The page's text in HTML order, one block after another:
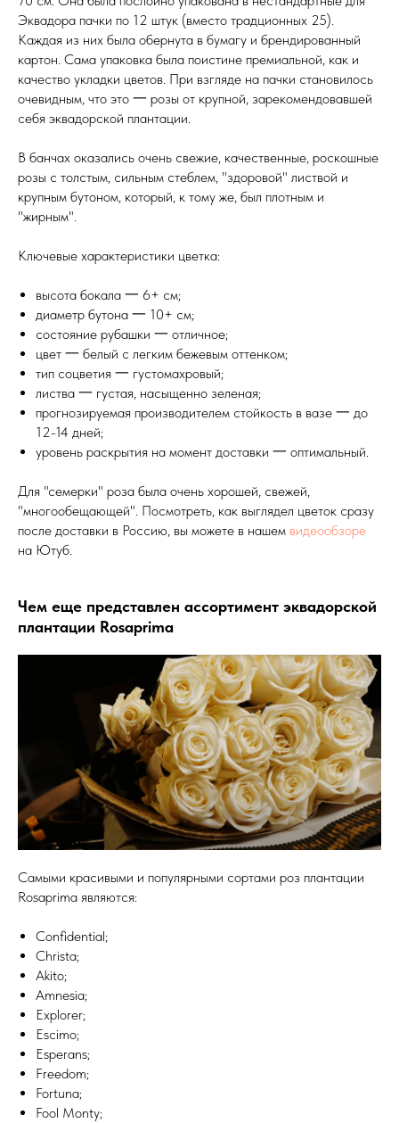
Эквадора пачки по 12 штук (вместо традционных 25).
Каждая из них была обернута в бумагу и брендированный
картон. Сама упаковка была поистине премиальной, как и
качество укладки цветов. При взгляде на пачки становилось
очевидным, что это 一 розы от крупной, зарекомендовавшей
себя эквадорской плантации.
В банчах оказались очень свежие, качественные, роскошные
розы с толстым, сильным стеблем, "здоровой" листвой и
крупным бутоном, который, к тому же, был плотным и
"жирным".
Ключевые характеристики цветка:
высота бокала 一 6+ см;
диаметр бутона 一 10+ см;
состояние рубашки 一 отличное;
цвет 一 белый с легким бежевым оттенком;
тип соцветия 一 густомахровый;
листва 一 густая, насыщенно зеленая;
прогнозируемая производителем стойкость в вазе 一 до
12-14 дней;
уровень раскрытия на момент доставки 一 оптимальный.
Для "семерки" роза была очень хорошей, свежей,
"многообещающей". Посмотреть, как выглядел цветок сразу
после доставки в Россию, вы можете в нашем видеообзоре
на Ютуб.
Чем еще представлен ассортимент эквадорской
плантации Rosaprima
Самыми красивыми и популярными сортами роз плантации
Rosaprima являются:
Confidential;
Christa;
Akito;
Amnesia;
Explorer;
Escimo;
Esperans;
Freedom;
Fortuna;
Fool Monty;